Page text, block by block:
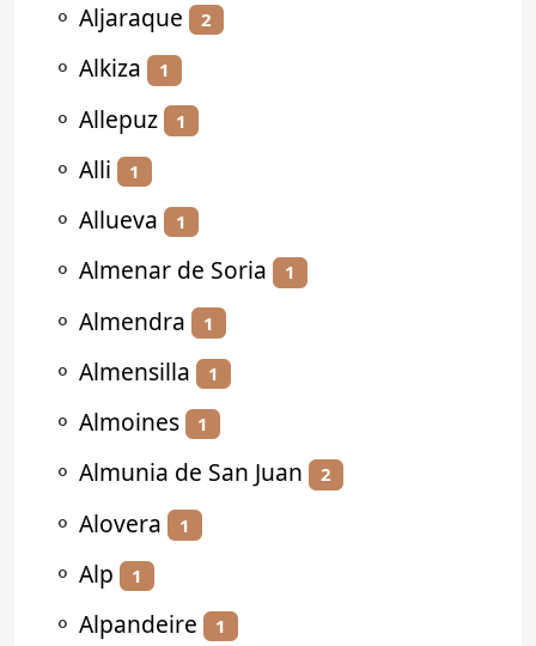
⚬ Aljaraque 2
⚬ Alkiza 1
⚬ Allepuz 1
⚬ Alli 1
⚬ Allueva 1
⚬ Almenar de Soria 1
⚬ Almendra 1
⚬ Almensilla 1
⚬ Almoines 1
⚬ Almunia de San Juan 2
⚬ Alovera 1
⚬ Alp 1
⚬ Alpandeire 1